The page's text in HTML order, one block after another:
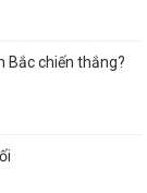
Bắc chiến thắng?